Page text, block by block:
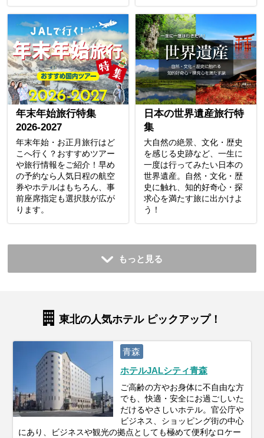
年末年始旅行特集
2026-2027
年末年始・お正月旅行はど
こへ行く？おすすめツアー
や旅行情報をご紹介！早め
の予約なら人気日程の航空
券やホテルはもちろん、事
前座席指定も選択肢が広が
ります。
日本の世界遺産旅行特
集
大自然の絶景、文化・歴史
を感じる史跡など、一生に
一度は行ってみたい日本の
世界遺産。自然・文化・歴
史に触れ、知的好奇心・探
求心を満たす旅に出かけよ
う！
もっと見る
東北の人気ホテル ピックアップ！
青森
ホテルJALシティ青森
ご高齢の方やお身体に不自由な方
でも、快適・安全にお過ごしいた
だけるやさしいホテル。官公庁や
ビジネス、ショッピング街の中心
にあり、ビジネスや観光の拠点としても極めて便利なロケー